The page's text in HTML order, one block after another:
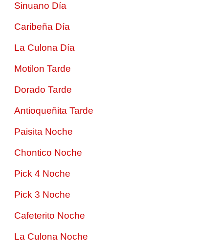
Sinuano Día
Caribeña Día
La Culona Día
Motilon Tarde
Dorado Tarde
Antioqueñita Tarde
Paisita Noche
Chontico Noche
Pick 4 Noche
Pick 3 Noche
Cafeterito Noche
La Culona Noche